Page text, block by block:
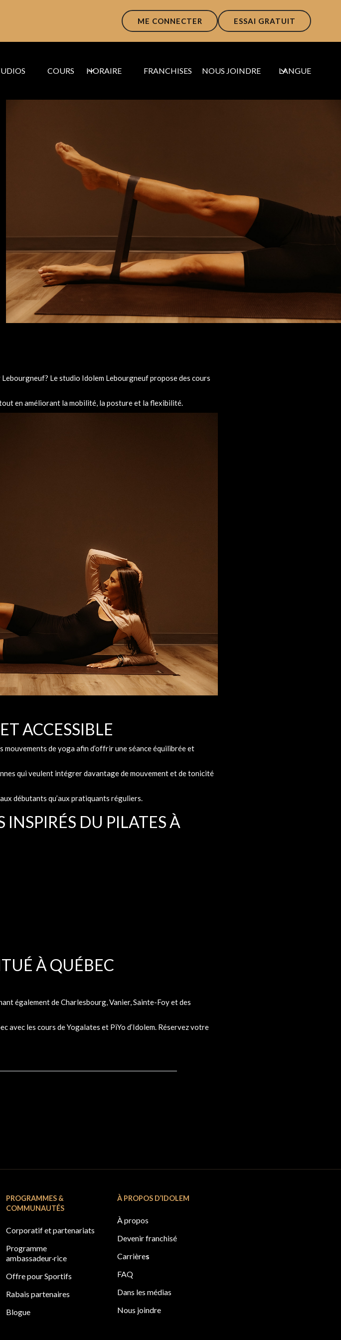
ME CONNECTER ESSAI GRATUIT
COURS HORAIRE FRANCHISES NOUS JOINDRE LANGUE
Le studio Idolem Lebourgneuf propose des cours
en améliorant la mobilité, la posture et la flexibilité.
ACCESSIBLE
mouvements de yoga afin d’offrir une séance équilibrée et
qui veulent intégrer davantage de mouvement et de tonicité
débutants qu’aux pratiquants réguliers.
INSPIRÉS DU PILATES À
À QUÉBEC
également de Charlesbourg, Vanier, Sainte-Foy et des
avec les cours de Yogalates et PiYo d’Idolem. Réservez votre
PROGRAMMES &
COMMUNAUTÉS
Corporatif et partenariats
Programme
ambassadeur·rice
Offre pour Sportifs
Rabais partenaires
Blogue
À PROPOS D’IDOLEM
À propos
Devenir franchisé
Carrières
FAQ
Dans les médias
Nous joindre